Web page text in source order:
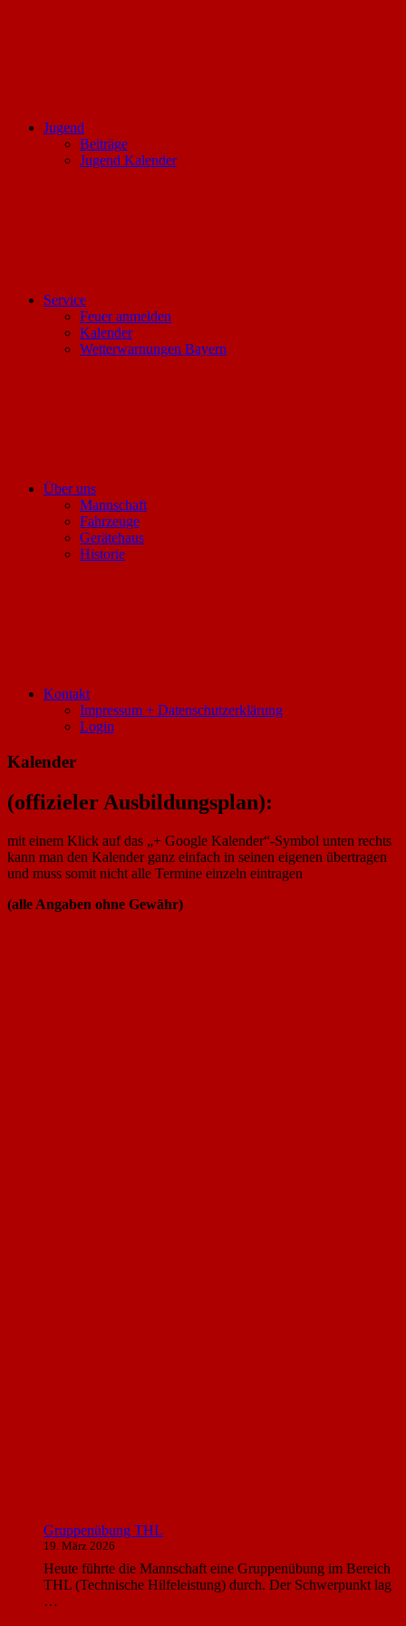
Jugend
Beiträge
Jugend Kalender
Service
Feuer anmelden
Kalender
Wetterwarnungen Bayern
Über uns
Mannschaft
Fahrzeuge
Gerätehaus
Historie
Kontakt
Impressum + Datenschutzerklärung
Login
Kalender
(offizieler Ausbildungsplan):
mit einem Klick auf das „+ Google Kalender“-Symbol unten rechts
kann man den Kalender ganz einfach in seinen eigenen übertragen
und muss somit nicht alle Termine einzeln eintragen
(alle Angaben ohne Gewähr)
Gruppenübung THL
19. März 2026
Heute führte die Mannschaft eine Gruppenübung im Bereich
THL (Technische Hilfeleistung) durch. Der Schwerpunkt lag
…